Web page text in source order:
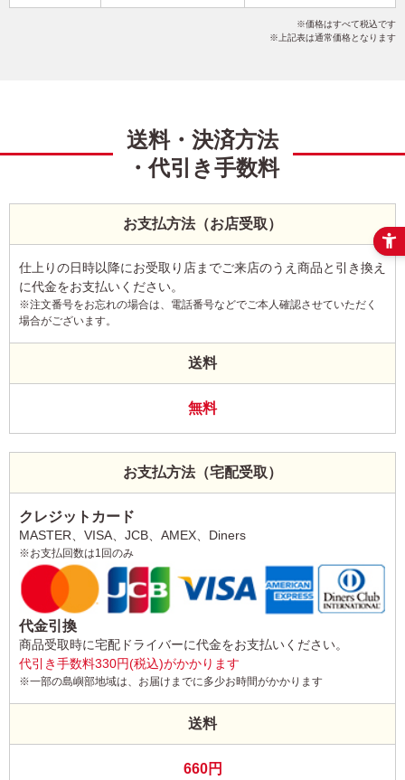
干支(午年) ポップ カジュアル こだわりデザイン
価格はすべて税込です
上記表は通常価格となります
送料・決済方法
・代引き手数料
お支払方法（お店受取）
仕上りの日時以降にお受取り店までご来店のうえ商品と引き換え
に代金をお支払いください。
※注文番号をお忘れの場合は、電話番号などでご本人確認させていただく
場合がございます。
送料
無料
お支払方法（宅配受取）
クレジットカード
MASTER、VISA、JCB、AMEX、Diners
※お支払回数は1回のみ
代金引換
商品受取時に宅配ドライバーに代金をお支払いください。
代引き手数料330円(税込)がかかります
※一部の島嶼部地域は、お届けまでに多少お時間がかかります
送料
660円